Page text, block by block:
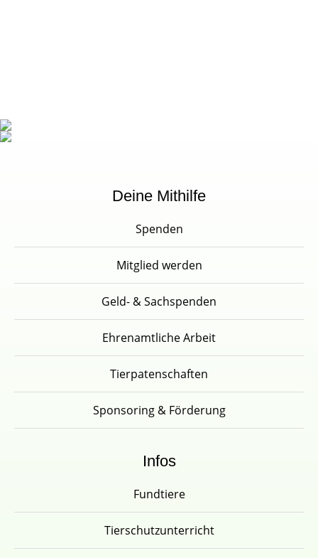
Deine Mithilfe
Spenden
Mitglied werden
Geld- & Sachspenden
Ehrenamtliche Arbeit
Tierpatenschaften
Sponsoring & Förderung
Infos
Fundtiere
Tierschutzunterricht